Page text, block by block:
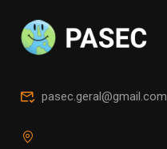
pasec.geral@gmail.com